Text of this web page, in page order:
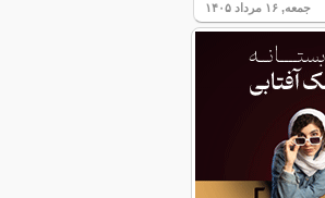
جمعه, ۱۶ مرداد ۱۴۰۵